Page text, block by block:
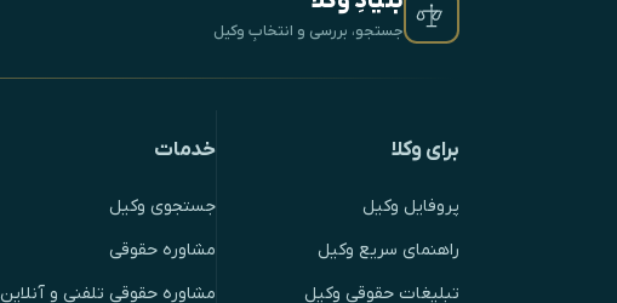
جستجو، بررسی و انتخابِ وکیل
برای وکلا
پروفایل وکیل
راهنمای سریع وکیل
تبلیغات حقوقی وکیل
خدمات
جستجوی وکیل
مشاوره حقوقی
مشاوره حقوقی تلفنی و آنلاین